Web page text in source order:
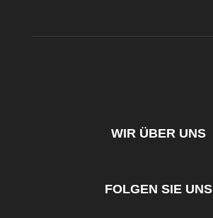
WIR ÜBER UNS
FOLGEN SIE UNS